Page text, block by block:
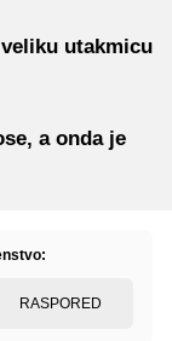
utakmicu
a onda je
RASPORED